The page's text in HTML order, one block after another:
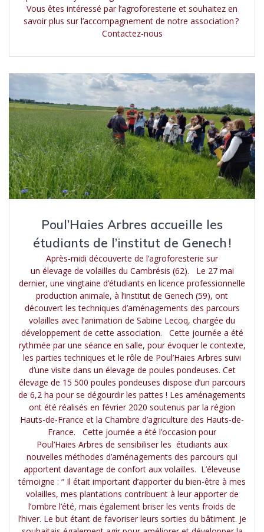
Vous êtes intéressé par l’agroforesterie et souhaitez en
savoir plus sur l’accompagnement de notre association ?
Contactez-nous
Poul’Haies Arbres accueille les
étudiants de l’institut de Genech !
Après-midi découverte de l’agroforesterie sur
un élevage de volailles du Cambrésis (62). Le 27 mai
dernier, une vingtaine d’étudiants en licence professionnelle
production animale, à l’institut de Genech (59), ont
découvert les techniques d’aménagements des parcours
volailles avec l’animation de Sabine Lecoq, chargée du
développement de cette association. Cette journée a été
rythmée par une séance en salle, pour évoquer le contexte,
les parties techniques et le rôle de Poul’Haies Arbres suivi
d’une visite dans un élevage de poules pondeuses. Cet
élevage de 15 500 poules pondeuses dispose d’un parcours
de 6,2 ha pour se dégourdir les pattes ! Les aménagements
ont été réalisés en février 2020 soutenus par la région
Hauts-de-France et la Chambre d’agriculture des Hauts-de-
France. Cette journée a été l’occasion pour
Poul’Haies Arbres de sensibiliser les étudiants aux
nouvelles méthodes d’aménagements des parcours qui
apportent davantage de confort aux volailles. L’éleveuse
témoigne : “ Il était important d’apporter du bien-être à mes
volailles, mes plantations contribuent à leur apporter de
l’ombre l’été, mais également briser les vents froids de
l’hiver. Le but étant de favoriser leurs sorties du bâtiment. Je